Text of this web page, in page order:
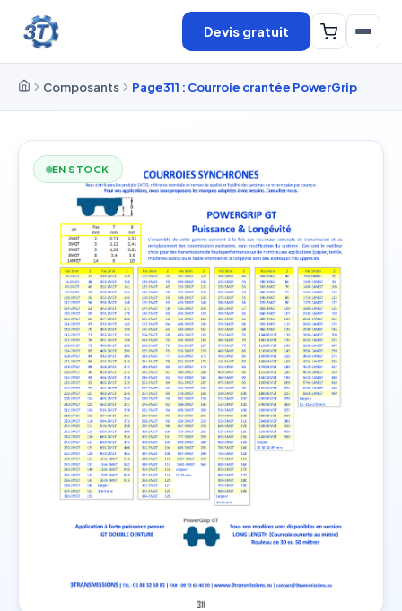
Devis gratuit
Composants Page311 : Courroie crantée PowerGrip
EN STOCK